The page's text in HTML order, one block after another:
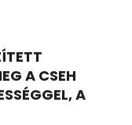
A CSEH
A